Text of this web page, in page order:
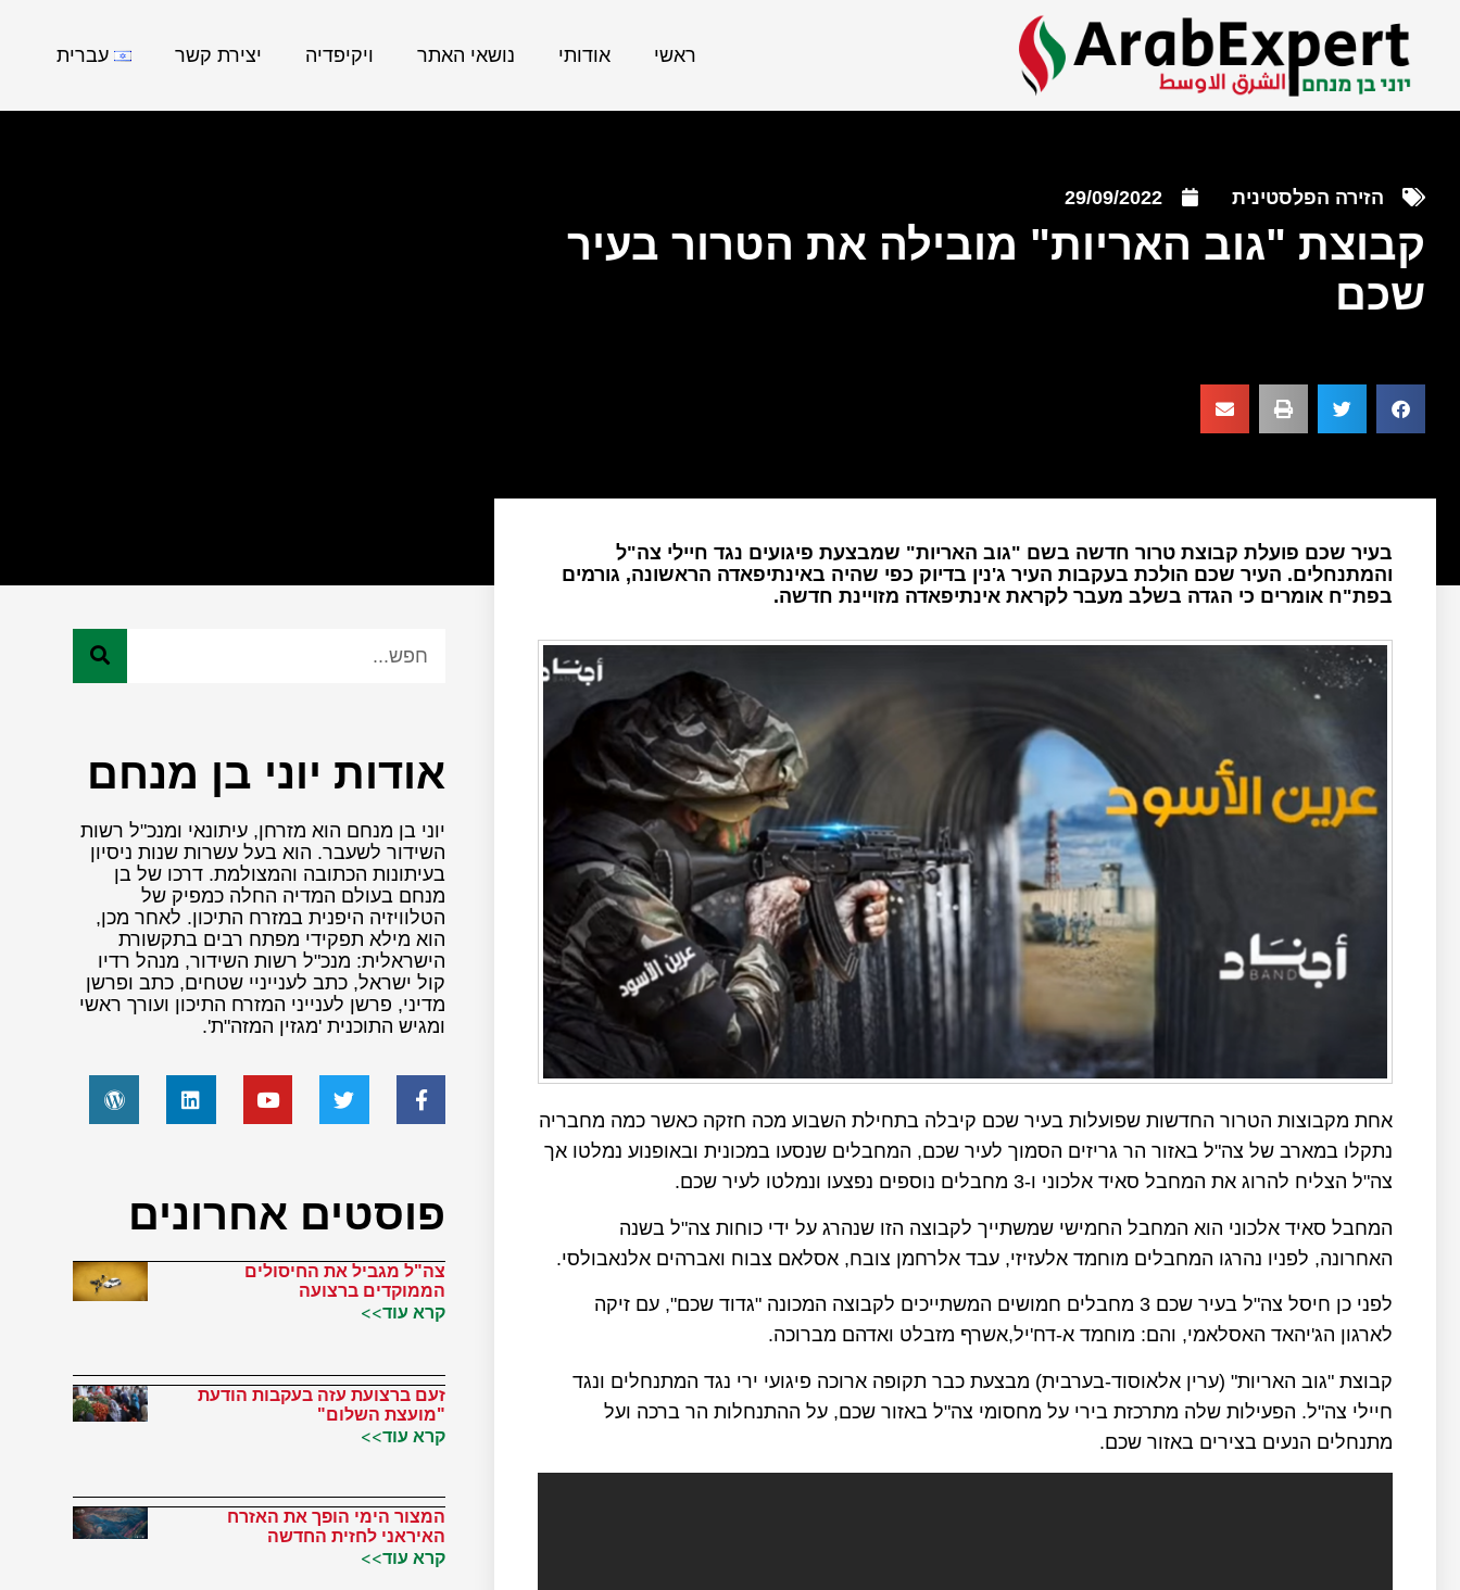
ראשי אודותי נושאי האתר ויקיפדיה יצירת קשר עברית
הזירה הפלסטינית 29/09/2022
קבוצת "גוב האריות" מובילה את הטרור בעיר
שכם
בעיר שכם פועלת קבוצת טרור חדשה בשם "גוב האריות" שמבצעת פיגועים נגד חיילי צה"ל
והמתנחלים. העיר שכם הולכת בעקבות העיר ג'נין בדיוק כפי שהיה באינתיפאדה הראשונה, גורמים
בפת"ח אומרים כי הגדה בשלב מעבר לקראת אינתיפאדה מזויינת חדשה.
אחת מקבוצות הטרור החדשות שפועלות בעיר שכם קיבלה בתחילת השבוע מכה חזקה כאשר כמה מחבריה
נתקלו במארב של צה"ל באזור הר גריזים הסמוך לעיר שכם, המחבלים שנסעו במכונית ובאופנוע נמלטו אך
צה"ל הצליח להרוג את המחבל סאיד אלכוני ו-3 מחבלים נוספים נפצעו ונמלטו לעיר שכם.
המחבל סאיד אלכוני הוא המחבל החמישי שמשתייך לקבוצה הזו שנהרג על ידי כוחות צה"ל בשנה
האחרונה, לפניו נהרגו המחבלים מוחמד אלעזיזי, עבד אלרחמן צובח, אסלאם צבוח ואברהים אלנאבולסי.
לפני כן חיסל צה"ל בעיר שכם 3 מחבלים חמושים המשתייכים לקבוצה המכונה "גדוד שכם", עם זיקה
לארגון הג'יהאד האסלאמי, והם: מוחמד א-דח'יל,אשרף מזבלט ואדהם מברוכה.
קבוצת "גוב האריות" (ערין אלאוסוד-בערבית) מבצעת כבר תקופה ארוכה פיגועי ירי נגד המתנחלים ונגד
חיילי צה"ל. הפעילות שלה מתרכזת בירי על מחסומי צה"ל באזור שכם, על ההתנחלות הר ברכה ועל
מתנחלים הנעים בצירים באזור שכם.
אודות יוני בן מנחם
יוני בן מנחם הוא מזרחן, עיתונאי ומנכ"ל רשות
השידור לשעבר. הוא בעל עשרות שנות ניסיון
בעיתונות הכתובה והמצולמת. דרכו של בן
מנחם בעולם המדיה החלה כמפיק של
הטלוויזיה היפנית במזרח התיכון. לאחר מכן,
הוא מילא תפקידי מפתח רבים בתקשורת
הישראלית: מנכ"ל רשות השידור, מנהל רדיו
קול ישראל, כתב לענייניי שטחים, כתב ופרשן
מדיני, פרשן לענייני המזרח התיכון ועורך ראשי
ומגיש התוכנית 'מגזין המזה"ת'.
פוסטים אחרונים
צה"ל מגביל את החיסולים
הממוקדים ברצועה
קרא עוד>>
זעם ברצועת עזה בעקבות הודעת
"מועצת השלום"
קרא עוד>>
המצור הימי הופך את האזרח
האיראני לחזית החדשה
קרא עוד>>